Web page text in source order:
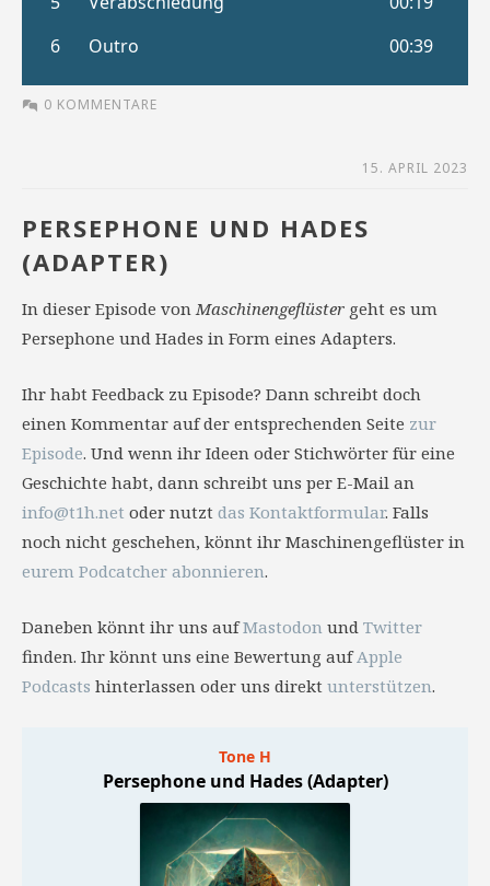
0 KOMMENTARE
15. APRIL 2023
PERSEPHONE UND HADES
(ADAPTER)
In dieser Episode vonMaschinengeflüster geht es um
Persephone und Hades in Form eines Adapters.
Ihr habt Feedback zu Episode? Dann schreibt doch
einen Kommentar auf der entsprechenden Seite zur
Episode. Und wenn ihr Ideen oder Stichwörter für eine
Geschichte habt, dann schreibt uns per E-Mail an
info@t1h.net oder nutzt das Kontaktformular. Falls
noch nicht geschehen, könnt ihr Maschinengeflüster in
eurem Podcatcher abonnieren.
Daneben könnt ihr uns aufMastodon und Twitter
finden. Ihr könnt uns eine Bewertung aufApple
Podcasts hinterlassen oder uns direkt unterstützen.